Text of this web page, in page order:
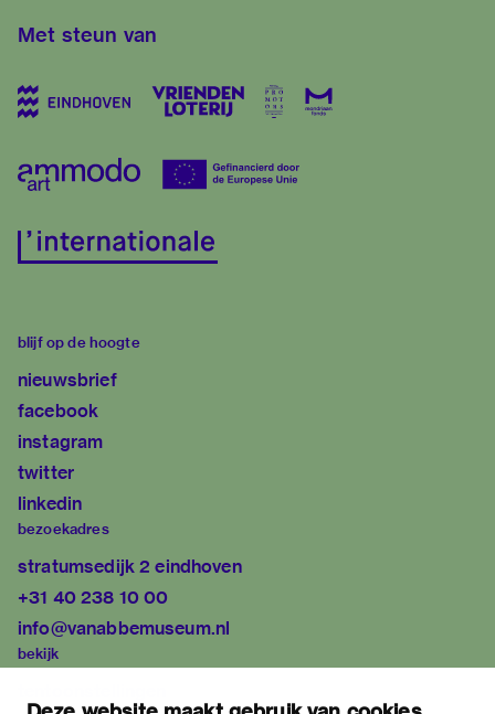
Met steun van
blijf op de hoogte
nieuwsbrief
facebook
instagram
twitter
linkedin
bezoekadres
stratumsedijk 2 eindhoven
+31 40 238 10 00
info@vanabbemuseum.nl
bekijk